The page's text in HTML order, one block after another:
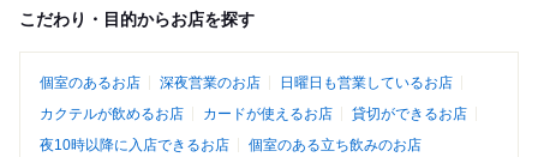
こだわり・目的からお店を探す
個室のあるお店 深夜営業のお店
日曜日も営業しているお店
カクテルが飲めるお店
カードが使えるお店
貸切ができるお店
夜10時以降に入店できるお店
個室のある立ち飲みのお店